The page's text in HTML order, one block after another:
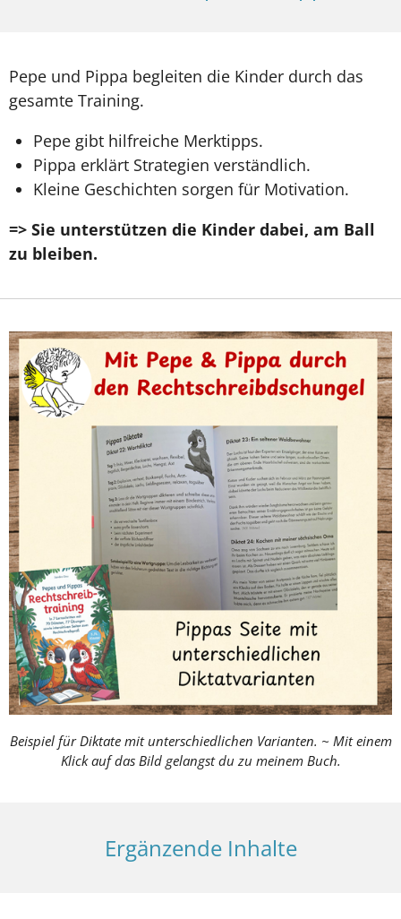
Pepe und Pippa begleiten die Kinder durch das
gesamte Training.
Pepe gibt hilfreiche Merktipps.
Pippa erklärt Strategien verständlich.
Kleine Geschichten sorgen für Motivation.
=> Sie unterstützen die Kinder dabei, am Ball
zu bleiben.
Beispiel für Diktate mit unterschiedlichen Varianten. ~ Mit einem
Klick auf das Bild gelangst du zu meinem Buch.
Ergänzende Inhalte